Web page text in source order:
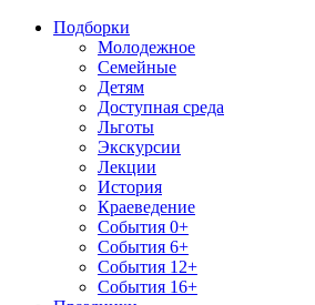
Подборки
Молодежное
Семейные
Детям
Доступная среда
Льготы
Экскурсии
Лекции
История
Краеведение
События 0+
События 6+
События 12+
События 16+